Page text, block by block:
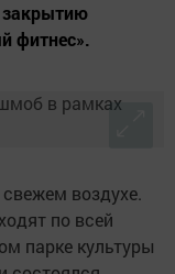
фитнес».
воздухе.
по всей
парке культуры